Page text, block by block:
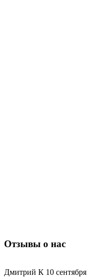
Отзывы о нас
Дмитрий К 10 сентября